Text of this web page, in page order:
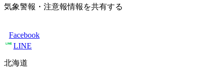
気象警報・注意報情報を共有する
Facebook
LINE
北海道